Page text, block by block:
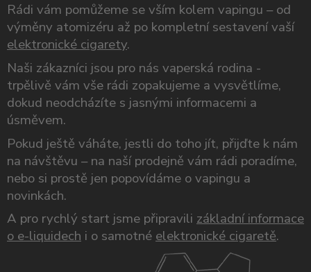
Rádi vám pomůžeme se vším kolem vapingu – od
výměny atomizéru až po kompletní sestavení vaší
elektronické cigarety.
Naši zákazníci jsou pro nás vaperská rodina -
trpělivě vám vše rádi zopakujeme a vysvětlíme,
dokud neodcházíte s jasnými informacemi a
úsměvem.
Pokud ještě váháte, jestli do toho jít, přijďte k nám
na návštěvu – na naší prodejně vám rádi poradíme,
nebo si prostě jen popovídáme o vapingu a
novinkách.
A pro rychlý start jsme připravili základní informace
o e-liquidech i o samotnéelektronické cigaretě.